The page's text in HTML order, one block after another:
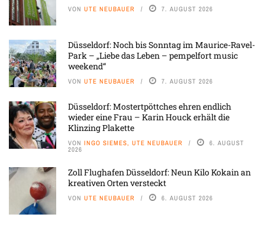
VON UTE NEUBAUER 7. AUGUST 2026
Düsseldorf: Noch bis Sonntag im Maurice-Ravel-
Park – „Liebe das Leben – pempelfort music
weekend“
VON UTE NEUBAUER 7. AUGUST 2026
Düsseldorf: Mostertpöttches ehren endlich
wieder eine Frau – Karin Houck erhält die
Klinzing Plakette
VON INGO SIEMES, UTE NEUBAUER 6. AUGUST
2026
Zoll Flughafen Düsseldorf: Neun Kilo Kokain an
kreativen Orten versteckt
VON UTE NEUBAUER 6. AUGUST 2026